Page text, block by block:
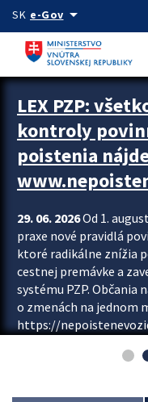
Preskocit na hlavný obsah
SK e-Govarrow_drop_down
Zastavit automatický posun
LEX PZP:
kontroly
poistenia
29. 06. 2026Od 1.
praxe nové pravidlá
ktoré radikálne znížia
cestnej premávke a
systému PZP. Občania
o zmenách na jednom
https://
asociácie poisťovní